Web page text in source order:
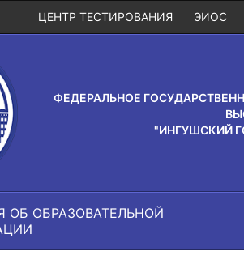
ЭИОС
ЦЕНТР ТЕСТИРОВАНИЯ
ФЕДЕРАЛЬНОЕ
"ИНГУШСКИЙ
ОБ ОБРАЗОВАТЕЛЬНОЙ